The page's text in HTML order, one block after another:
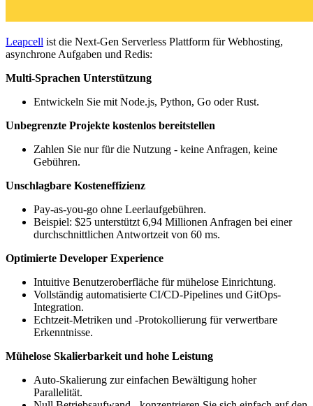
Leapcell ist die Next-Gen Serverless Plattform für Webhosting,
asynchrone Aufgaben und Redis:
Multi-Sprachen Unterstützung
Entwickeln Sie mit Node.js, Python, Go oder Rust.
Unbegrenzte Projekte kostenlos bereitstellen
Zahlen Sie nur für die Nutzung - keine Anfragen, keine
Gebühren.
Unschlagbare Kosteneffizienz
Pay-as-you-go ohne Leerlaufgebühren.
Beispiel: $25 unterstützt 6,94 Millionen Anfragen bei einer
durchschnittlichen Antwortzeit von 60 ms.
Optimierte Developer Experience
Intuitive Benutzeroberfläche für mühelose Einrichtung.
Vollständig automatisierte CI/CD-Pipelines und GitOps-
Integration.
Echtzeit-Metriken und -Protokollierung für verwertbare
Erkenntnisse.
Mühelose Skalierbarkeit und hohe Leistung
Auto-Skalierung zur einfachen Bewältigung hoher
Parallelität.